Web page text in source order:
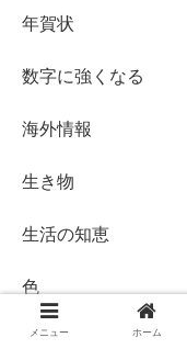
年賀状
数字に強くなる
海外情報
生き物
生活の知恵
色
花・植物
メニュー ホーム